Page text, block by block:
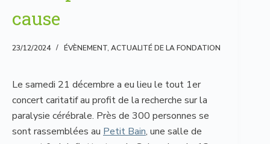
cause
23/12/2024 ÉVÈNEMENT, ACTUALITÉ DE LA FONDATION
Le samedi 21 décembre a eu lieu le tout 1er
concert caritatif au profit de la recherche sur la
paralysie cérébrale. Près de 300 personnes se
sont rassemblées au Petit Bain, une salle de